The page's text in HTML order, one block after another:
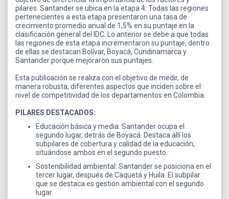
pilares. Santander se ubica en la etapa 4. Todas las regiones
pertenecientes a esta etapa presentaron una tasa de
crecimiento promedio anual de 1,5% en su puntaje en la
clasificación general del IDC. Lo anterior se debe a que todas
las regiones de esta etapa incrementaron su puntaje, dentro
de ellas se destacan Bolívar, Boyacá, Cundinamarca y
Santander porque mejoraron sus puntajes.
Esta publicación se realiza con el objetivo de medir, de
manera robusta, diferentes aspectos que inciden sobre el
nivel de competitividad de los departamentos en Colombia.
PILARES DESTACADOS:
Educación básica y media: Santander ocupa el
segundo lugar, detrás de Boyacá. Destaca allí los
subpilares de cobertura y calidad de la educación,
situándose ambos en el segundo puesto.
Sostenibilidad ambiental: Santander se posiciona en el
tercer lugar, después de Caquetá y Huila. El subpilar
que se destaca es gestión ambiental con el segundo
lugar.